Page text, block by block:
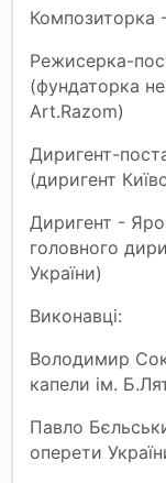
Композиторка
Режисерка-
(фундаторка
Art.Razom)
Диригент-
(диригент
Диригент -
головного
України)
Виконавці:
Володимир
капели ім.
Павло
оперети